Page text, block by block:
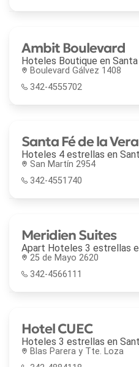
Ambit Boulevard
Hoteles Boutique en
Boulevard Gálvez 1408
342-4555702
Santa Fé de la
Hoteles 4 estrellas en
San Martín 2954
342-4551740
Meridien Suites
Apart Hoteles 3 estrellas
25 de Mayo 2620
342-4566111
Hotel CUEC
Hoteles 3 estrellas en
Blas Parera y Tte. Loza